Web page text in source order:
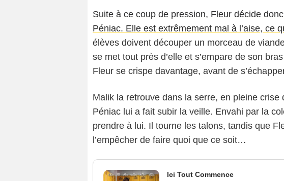
Suite à ce coup de pression, Fleur décide
Péniac. Elle est extrêmement mal à l’aise, ce
élèves doivent découper un morceau de
se met tout près d’elle et s’empare de son
Fleur se crispe davantage, avant de
Malik la retrouve dans la serre, en pleine
Péniac lui a fait subir la veille. Envahi par la
prendre à lui. Il tourne les talons, tandis que
l’empêcher de faire quoi que ce soit…
Ici Tout Commence